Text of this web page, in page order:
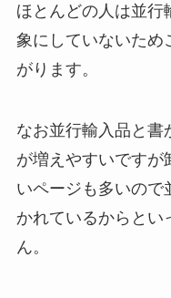
ほとんどの人は並行
象にしていないため
がります。
なお並行輸入品と書
が増えやすいですが
いページも多いので
かれているからとい
ん。